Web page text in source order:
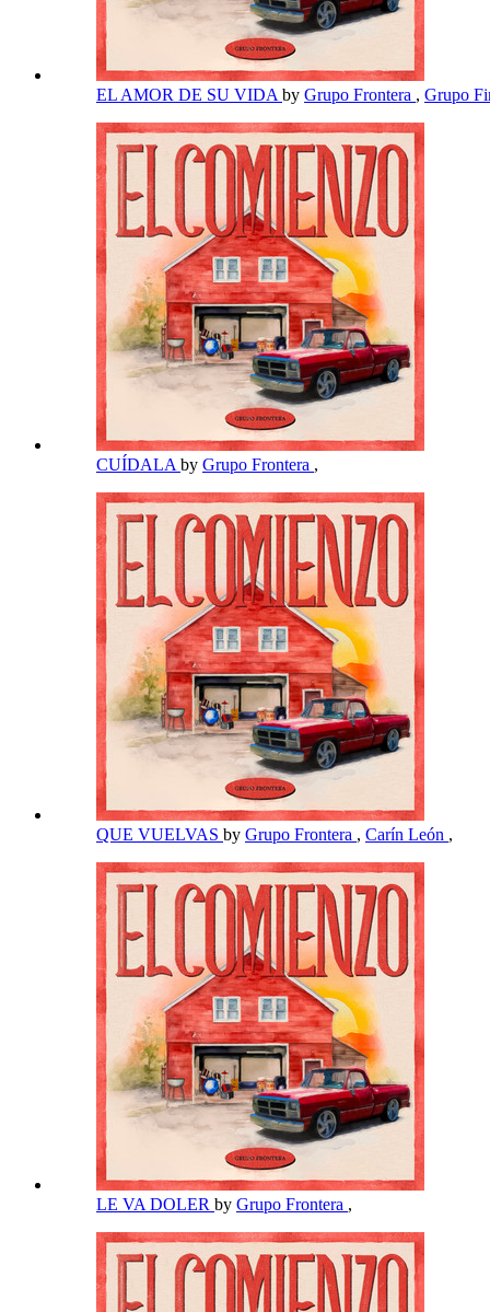
EL AMOR DE SU VIDA by Grupo Frontera , Grupo
CUÍDALA by Grupo Frontera ,
QUE VUELVAS by Grupo Frontera , Carín León ,
LE VA DOLER by Grupo Frontera ,